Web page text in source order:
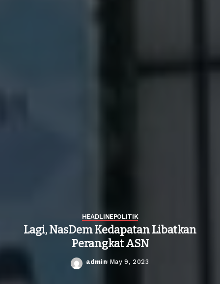
HEADLINEPOLITIK
Lagi, NasDem Kedapatan Libatkan
Perangkat ASN
Posted
admin May 9, 2023